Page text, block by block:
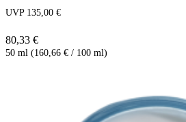
UVP 135,00 €
80,33 €
50 ml (160,66 € / 100 ml)